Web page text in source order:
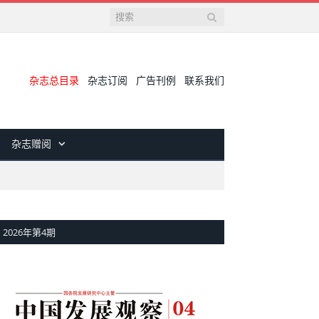
杂志总目录 杂志订阅 广告刊例 联系我们
杂志赠阅
2026年第4期